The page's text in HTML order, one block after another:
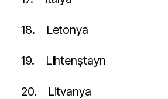
18. Letonya
19. Lihtenştayn
20. Litvanya